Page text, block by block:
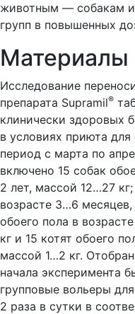
животным — собакам
групп в повышенных
Материалы
Исследование
препарата Supramil®
клинически здоровых
в условиях приюта
период с марта по
включено 15 собак
2 лет, массой 12…27
возрасте 3…6
обоего пола в
кг и 15 котят обоего
массой 1…2 кг.
начала эксперимента
групповые вольеры
2 раза в сутки в